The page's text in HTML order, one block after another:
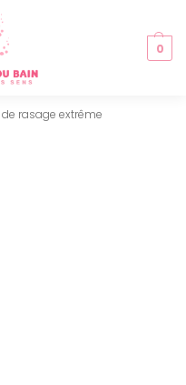
0
rasage extrême